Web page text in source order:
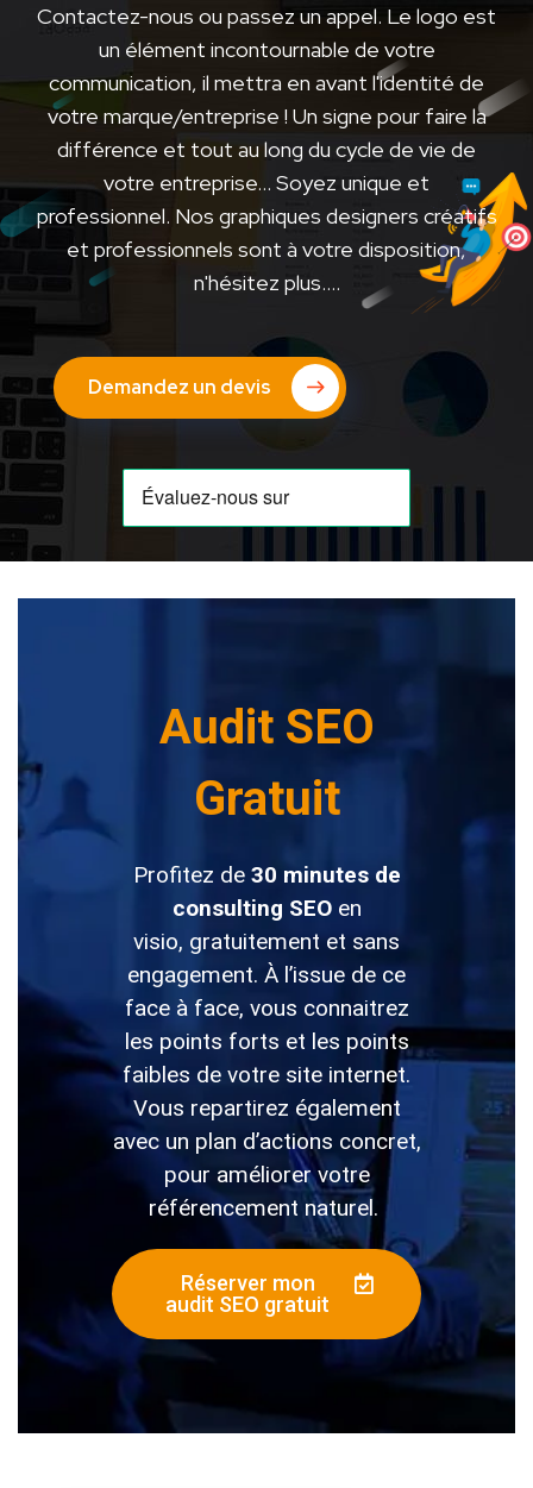
Contactez-nous ou passez un appel. Le logo est
un élément incontournable de votre
communication, il mettra en avant l'identité de
votre marque/entreprise ! Un signe pour faire la
différence et tout au long du cycle de vie de
votre entreprise... Soyez unique et
professionnel. Nos graphiques designers créatifs
et professionnels sont à votre disposition,
n'hésitez plus....
Demandez un devis
Audit SEO
Gratuit
Profitez de30 minutes de
consulting SEOen
visio, gratuitement et sans
engagement. À l’issue de ce
face à face, vous connaitrez
les points forts et les points
faibles de votre site internet.
Vous repartirez également
avec un plan d’actions concret,
pour améliorer votre
référencement naturel.
Réserver mon
audit SEO gratuit